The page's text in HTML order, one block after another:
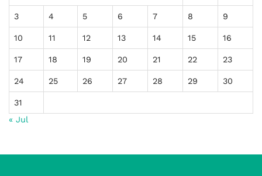
3 4 5 6 7 8 9
10 11 12 13 14 15 16
17 18 19 20 21 22 23
24 25 26 27 28 29 30
31
« Jul